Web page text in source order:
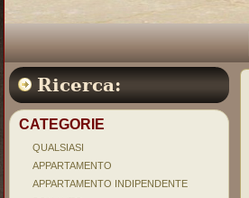
Ricerca:
CATEGORIE
QUALSIASI
APPARTAMENTO
APPARTAMENTO INDIPENDENTE